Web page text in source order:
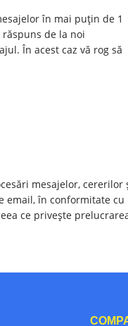
în mai puțin de 1
de la noi
În acest caz vă rog să
mesajelor,
email, în conformitate
ce privește